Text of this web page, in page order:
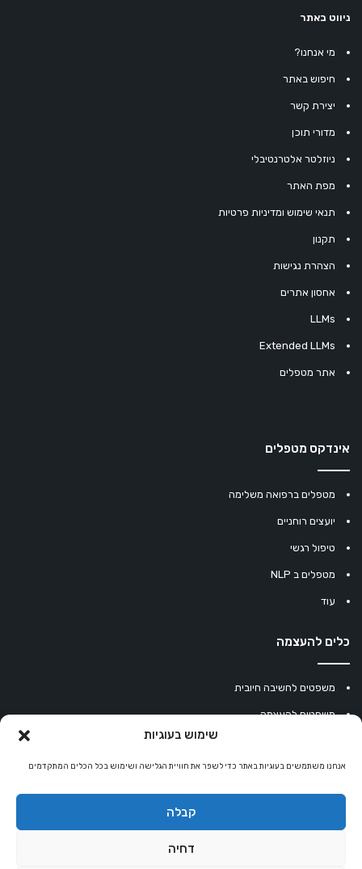
שימוש בעוגיות
אנחנו משתמשים בעוגיות באתר כדי לשפר את חוויית הגלישה ושימוש בכל הכלים המתקדמים
קבלה
דחיה
ניווט באתר
מי אנחנו?
חיפוש באתר
יצירת קשר
מדורי תוכן
ניוזלטר אלטרנטיבלי
מפת האתר
תנאי שימוש ומדיניות פרטיות
תקנון
הצהרת נגישות
אחסון אתרים
LLMs
Extended LLMs
אתר מטפלים
אינדקס מטפלים
מטפלים ברפואה משלימה
יועצים רוחניים
טיפול רגשי
מטפלים ב NLP
עוד
כלים להעצמה
משפטים לחשיבה חיובית
משפטים להעצמה
מחשבון נומרולוגיה
קריסטלים למזלות